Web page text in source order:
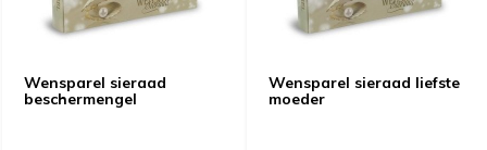
Wensparel sieraad
beschermengel
Wensparel sieraad liefste
moeder